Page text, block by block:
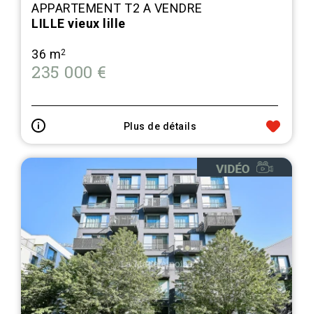
APPARTEMENT T2 A VENDRE
LILLE vieux lille
36 m2
235 000 €
Plus de détails